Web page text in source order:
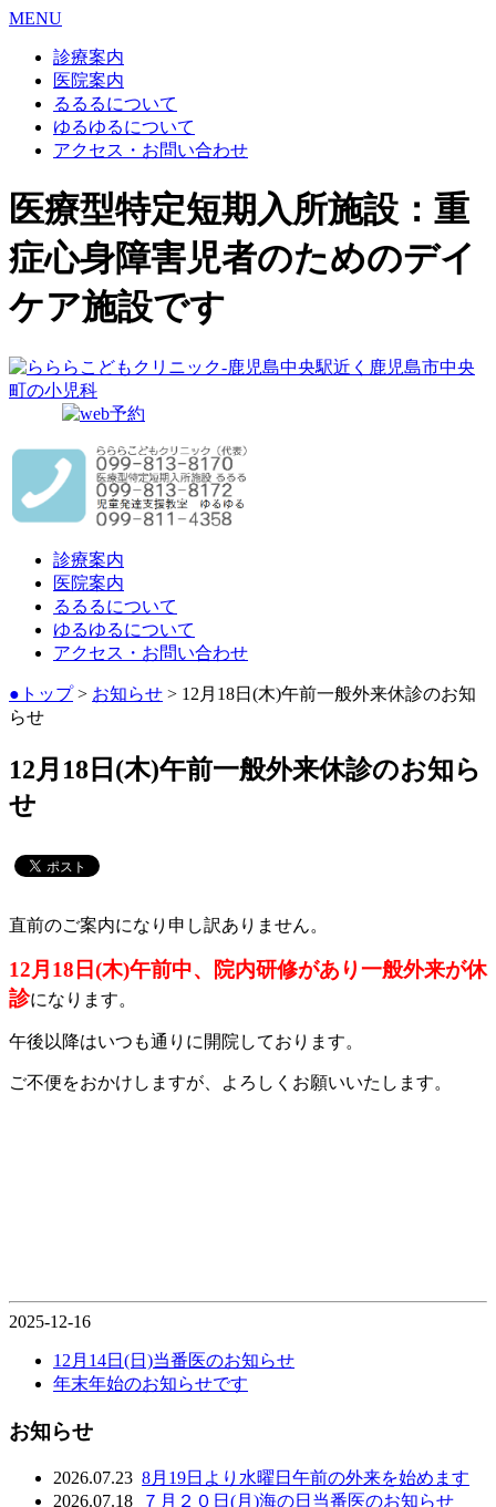
MENU
診療案内
医院案内
るるるについて
ゆるゆるについて
アクセス・お問い合わせ
医療型特定短期入所施設：重
症心身障害児者のためのデイ
ケア施設です
診療案内
医院案内
るるるについて
ゆるゆるについて
アクセス・お問い合わせ
●トップ> お知らせ > 12月18日(木)午前一般外来休診のお知
らせ
12月18日(木)午前一般外来休診のお知ら
せ
直前のご案内になり申し訳ありません。
12月18日(木)午前中、院内研修があり一般外来が休
診になります。
午後以降はいつも通りに開院しております。
ご不便をおかけしますが、よろしくお願いいたします。
2025-12-16
12月14日(日)当番医のお知らせ
年末年始のお知らせです
お知らせ
2026.07.23 8月19日より水曜日午前の外来を始めます
2026.07.18
７月２０日(月)海の日当番医のお知らせ